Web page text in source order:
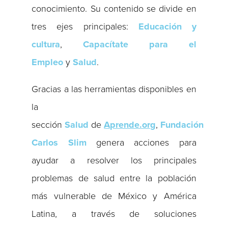
conocimiento. Su contenido se divide en
tres ejes principales: Educación y
cultura,Capacítate para el
Empleo ySalud.
Gracias a las herramientas disponibles en
la
secciónSalud deAprende.org, Fundación
Carlos Slimgenera acciones para
ayudar a resolver los principales
problemas de salud entre la población
más vulnerable de México y América
Latina, a través de soluciones